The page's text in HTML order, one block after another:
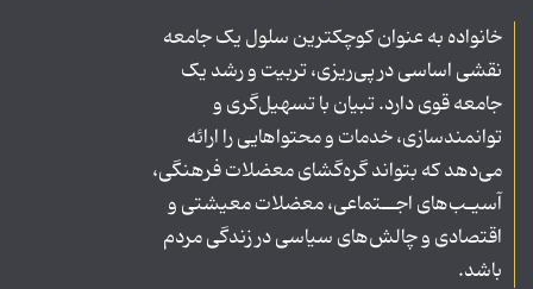
خانواده به عنوان کوچکترین سلول یک جامعه
نقشی اساسی در پی‌ریزی، تربیت و رشد یک
جامعه قوی دارد. تبیان با تسهیل‌گری و
توانمندسازی، خدمات و محتواهایی را ارائه
می‌دهد که بتواند گره‌گشای معضلات فرهنگی،
آسیـب‌های اجــتماعی، معضلات معیشتی و
اقتصادی و چالش‌های سیاسی در زندگی مردم
باشد.